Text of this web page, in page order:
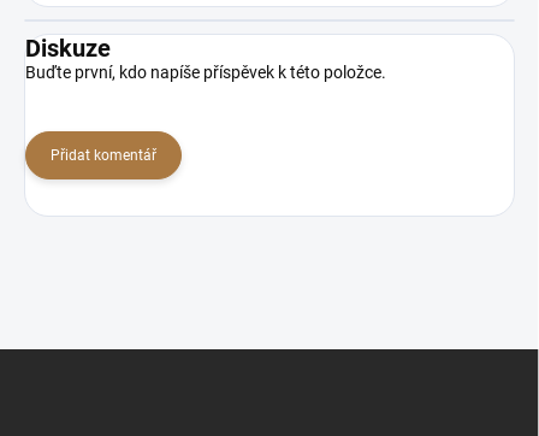
Diskuze
Buďte první, kdo napíše příspěvek k této položce.
Přidat komentář